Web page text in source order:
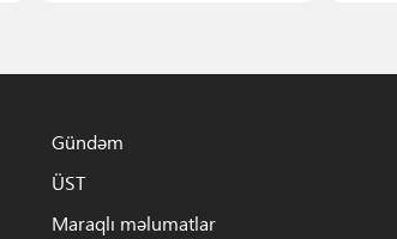
Gündəm
ÜST
Maraqlı məlumatlar